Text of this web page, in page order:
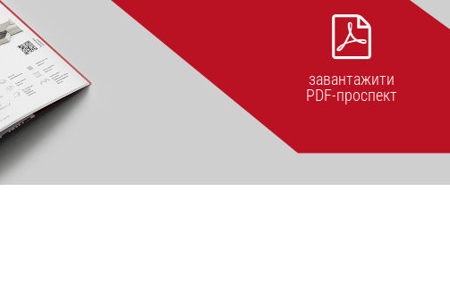
завантажити
PDF-проспект